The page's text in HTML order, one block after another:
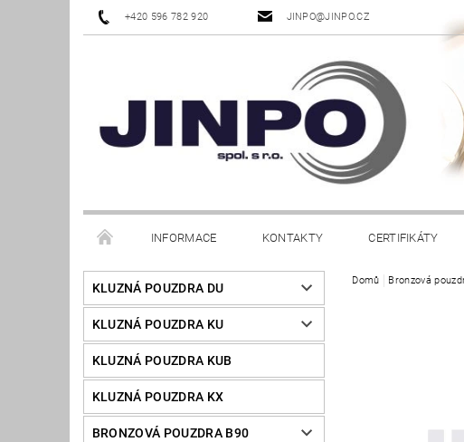
+420 596 782 920 JINPO@JINPO.CZ
INFORMACE KONTAKTY CERTIFIKÁTY
KLUZNÁ POUZDRA DU
KLUZNÁ POUZDRA KU
KLUZNÁ POUZDRA KUB
KLUZNÁ POUZDRA KX
BRONZOVÁ POUZDRA B90
Domů Bronzová